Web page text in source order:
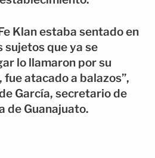
Klan estaba sentado en
sujetos que ya se
lo llamaron por su
atacado a balazos”,
García, secretario de
de Guanajuato.